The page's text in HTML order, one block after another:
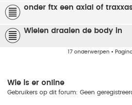
onder ftx een axial of
Wielen draaien de body in
17 onderwerpen •
Wie is er online
Gebruikers op dit forum: Geen